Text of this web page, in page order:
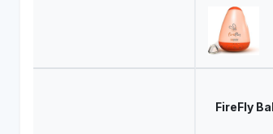
FireFly